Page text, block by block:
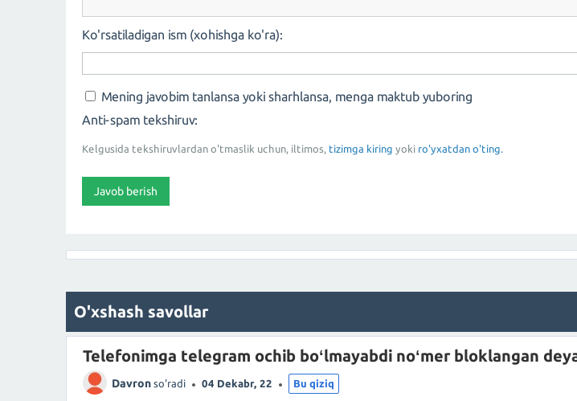
Ko'rsatiladigan ism (xohishga ko'ra):
Mening javobim tanlansa yoki sharhlansa, menga maktub yuboring
Anti-spam tekshiruv:
Kelgusida tekshiruvlardan o'tmaslik uchun, iltimos, tizimga kiring yoki ro'yxatdan o'ting.
O'xshash savollar
Telefonimga telegram ochib boʻlmayabdi noʻmer bloklangan
Davron so'radi 04 Dekabr, 22 Bu qiziq